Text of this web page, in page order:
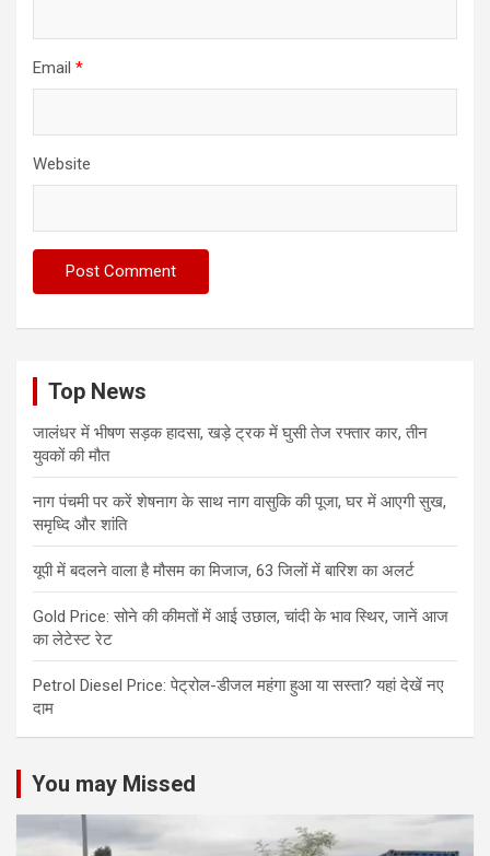
Email *
Website
Top News
जालंधर में भीषण सड़क हादसा, खड़े ट्रक में घुसी तेज रफ्तार कार, तीन
युवकों की मौत
नाग पंचमी पर करें शेषनाग के साथ नाग वासुकि की पूजा, घर में आएगी सुख,
समृध्दि और शांति
यूपी में बदलने वाला है मौसम का मिजाज, 63 जिलों में बारिश का अलर्ट
Gold Price: सोने की कीमतों में आई उछाल, चांदी के भाव स्थिर, जानें आज
का लेटेस्ट रेट
Petrol Diesel Price: पेट्रोल-डीजल महंगा हुआ या सस्ता? यहां देखें नए
दाम
You may Missed